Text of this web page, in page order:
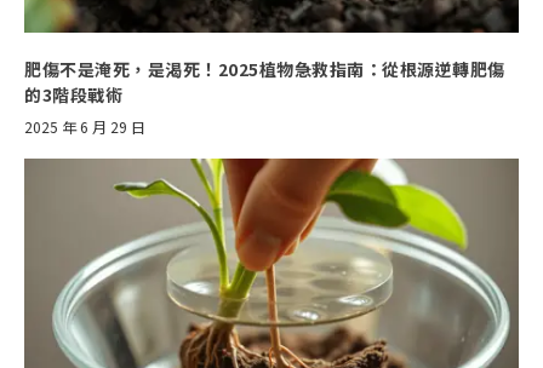
肥傷不是淹死，是渴死！2025植物急救指南：從根源逆轉肥傷
的3階段戰術
2025 年 6 月 29 日